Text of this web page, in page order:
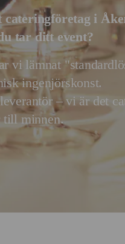
i
tar ditt event?
vi lämnat
ingenjörskonst.
– vi är det
till minnen.